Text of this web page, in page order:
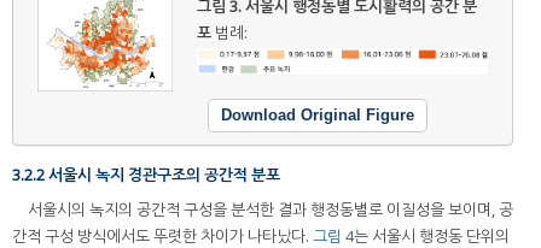
그림 3.서울시 행정동별 도시활력의 공간 분
포 범례:
Download Original Figure
3.2.2 서울시 녹지 경관구조의 공간적 분포
서울시의 녹지의 공간적 구성을 분석한 결과 행정동별로 이질성을 보이며, 공
간적 구성 방식에서도 뚜렷한 차이가 나타났다. 그림 4는 서울시 행정동 단위의